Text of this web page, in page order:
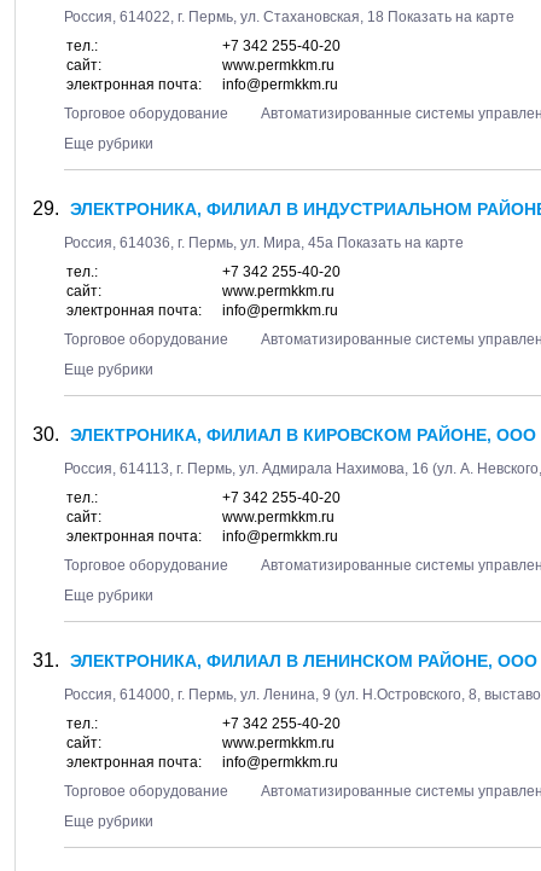
Россия, 614022, г. Пермь, ул. Стахановская, 18 Показать на карте
тел.:
+7 342 255-40-20
сайт:
www.permkkm.ru
электронная почта:
info@permkkm.ru
Торговое оборудование
Автоматизированные системы
Еще рубрики
ЭЛЕКТРОНИКА, ФИЛИАЛ В ИНДУСТРИАЛЬНОМ
Россия, 614036, г. Пермь, ул. Мира, 45а Показать на карте
тел.:
+7 342 255-40-20
сайт:
www.permkkm.ru
электронная почта:
info@permkkm.ru
Торговое оборудование
Автоматизированные системы
Еще рубрики
ЭЛЕКТРОНИКА, ФИЛИАЛ В КИРОВСКОМ РАЙОНЕ, ООО
Россия, 614113, г. Пермь, ул. Адмирала Нахимова, 16 (ул. А.
тел.:
+7 342 255-40-20
сайт:
www.permkkm.ru
электронная почта:
info@permkkm.ru
Торговое оборудование
Автоматизированные системы
Еще рубрики
ЭЛЕКТРОНИКА, ФИЛИАЛ В ЛЕНИНСКОМ РАЙОНЕ, ООО
Россия, 614000, г. Пермь, ул. Ленина, 9 (ул. Н.Островского, 8,
тел.:
+7 342 255-40-20
сайт:
www.permkkm.ru
электронная почта:
info@permkkm.ru
Торговое оборудование
Автоматизированные системы
Еще рубрики